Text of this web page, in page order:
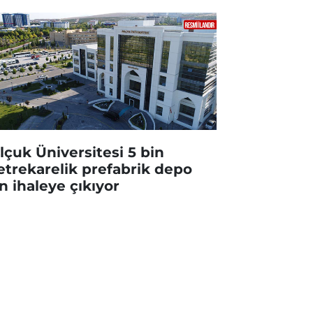
Üniversitesi 5 bin
prefabrik depo
ihaleye çıkıyor